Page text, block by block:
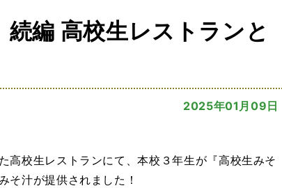
編 高校生レストランと
2025年01月09日
校生レストランにて、本校３年生が『高校生みそ
そ汁が提供されました！